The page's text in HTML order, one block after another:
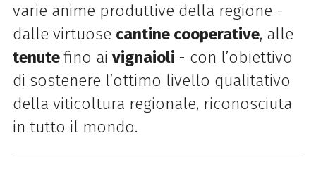
varie anime produttive della regione -
dalle virtuose cantine cooperative, alle
tenutefino ai vignaioli - con l’obiettivo
di sostenere l’ottimo livello qualitativo
della viticoltura regionale, riconosciuta
in tutto il mondo.